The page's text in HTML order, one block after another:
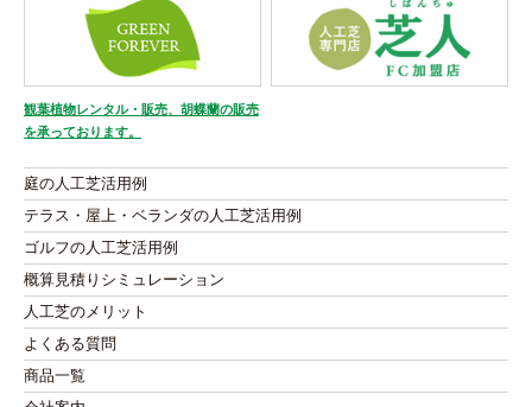
観葉植物レンタル・販売、胡蝶蘭の販売
を承っております。
庭の人工芝活用例
テラス・屋上・ベランダの人工芝活用例
ゴルフの人工芝活用例
概算見積りシミュレーション
人工芝のメリット
よくある質問
商品一覧